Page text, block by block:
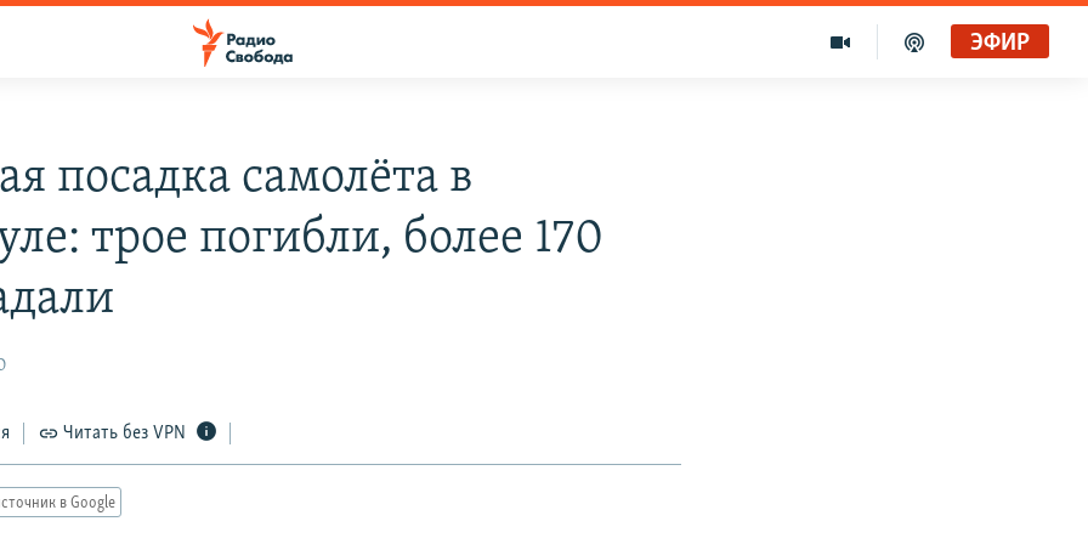
ЭФИР
посадка самолёта в
трое погибли, более 170
Читать без VPN
в Google